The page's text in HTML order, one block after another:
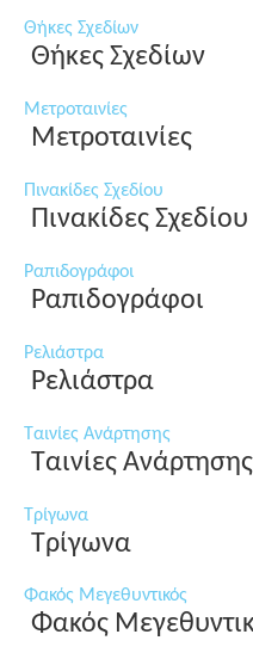
Θήκες Σχεδίων
Θήκες Σχεδίων
Μετροταινίες
Μετροταινίες
Πινακίδες Σχεδίου
Πινακίδες Σχεδίου
Ραπιδογράφοι
Ραπιδογράφοι
Ρελιάστρα
Ρελιάστρα
Ταινίες Ανάρτησης
Ταινίες Ανάρτησης
Τρίγωνα
Τρίγωνα
Φακός Μεγεθυντικός
Φακός